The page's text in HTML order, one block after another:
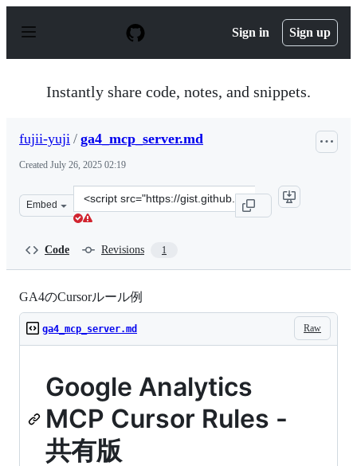
p
Sign in Sign up
Instantly share code, notes, and snippets.
fujii-yuji / ga4_mcp_server.md
Created July 26, 2025 02:19
Embed
Clone
this
yuji/
Code Revisions 1
GA4のCursorルール例
Raw
ga4_mcp_server.md
Google Analytics
MCP Cursor Rules -
共有版